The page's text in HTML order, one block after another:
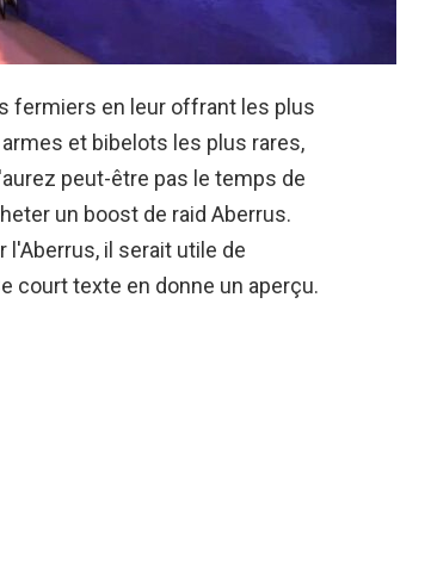
fermiers en leur offrant les plus
et bibelots les plus rares,
peut-être pas le temps de
un boost de raid Aberrus.
il serait utile de
court texte en donne un aperçu.